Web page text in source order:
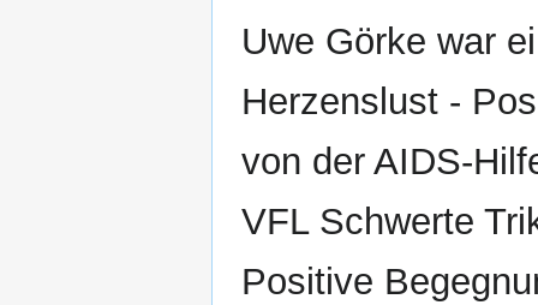
Uwe Görke war
Herzenslust -
von der AIDS-
VFL Schwerte
Positive